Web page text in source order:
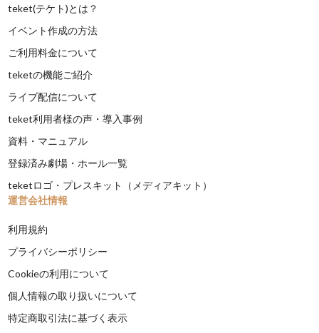
teket(テケト)とは？
イベント作成の方法
ご利用料金について
teketの機能ご紹介
ライブ配信について
teket利用者様の声・導入事例
資料・マニュアル
登録済み劇場・ホール一覧
teketロゴ・プレスキット（メディアキット）
運営会社情報
利用規約
プライバシーポリシー
Cookieの利用について
個人情報の取り扱いについて
特定商取引法に基づく表示